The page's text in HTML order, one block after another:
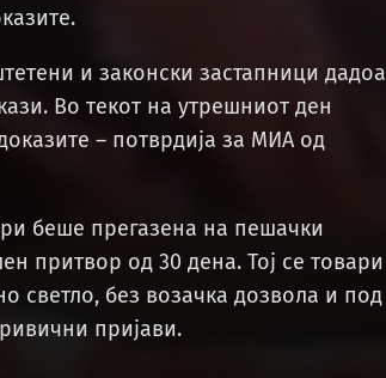
и законски застапници дадоа
Во текот на утрешниот ден
– потврдија за МИА од
беше прегазена на пешачки
притвор од 30 дена. Тој се товари
светло, без возачка дозвола и под
пријави.